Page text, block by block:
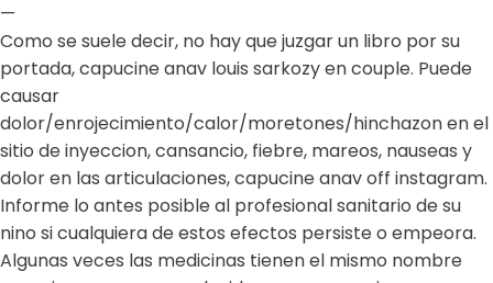
—
Como se suele decir, no hay que juzgar un libro por su
portada, capucine anav louis sarkozy en couple. Puede
causar
dolor/enrojecimiento/calor/moretones/hinchazon en el
sitio de inyeccion, cansancio, fiebre, mareos, nauseas y
dolor en las articulaciones, capucine anav off instagram.
Informe lo antes posible al profesional sanitario de su
nino si cualquiera de estos efectos persiste o empeora.
Algunas veces las medicinas tienen el mismo nombre